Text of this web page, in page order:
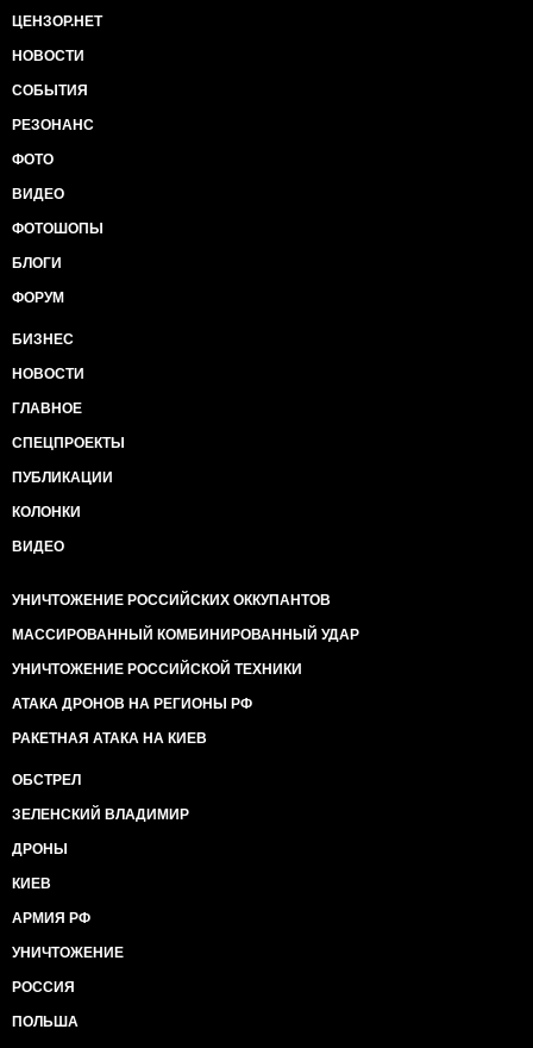
ЦЕНЗОР.НЕТ
НОВОСТИ
СОБЫТИЯ
РЕЗОНАНС
ФОТО
ВИДЕО
ФОТОШОПЫ
БЛОГИ
ФОРУМ
БИЗНЕС
НОВОСТИ
ГЛАВНОЕ
СПЕЦПРОЕКТЫ
ПУБЛИКАЦИИ
КОЛОНКИ
ВИДЕО
УНИЧТОЖЕНИЕ РОССИЙСКИХ ОККУПАНТОВ
МАССИРОВАННЫЙ КОМБИНИРОВАННЫЙ УДАР
УНИЧТОЖЕНИЕ РОССИЙСКОЙ ТЕХНИКИ
АТАКА ДРОНОВ НА РЕГИОНЫ РФ
РАКЕТНАЯ АТАКА НА КИЕВ
ОБСТРЕЛ
ЗЕЛЕНСКИЙ ВЛАДИМИР
ДРОНЫ
КИЕВ
АРМИЯ РФ
УНИЧТОЖЕНИЕ
РОССИЯ
ПОЛЬША